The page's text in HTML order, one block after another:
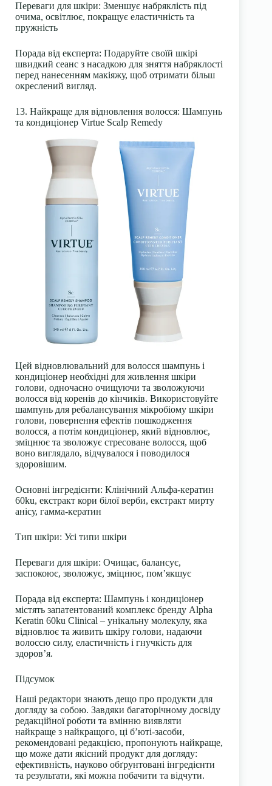
Переваги для шкіри: Зменшує набряклість під
очима, освітлює, покращує еластичність та
пружність
Порада від експерта: Подаруйте своїй шкірі
швидкий сеанс з насадкою для зняття набряклості
перед нанесенням макіяжу, щоб отримати більш
окреслений вигляд.
13. Найкраще для відновлення волосся: Шампунь
та кондиціонер Virtue Scalp Remedy
Цей відновлювальний для волосся шампунь і
кондиціонер необхідні для живлення шкіри
голови, одночасно очищуючи та зволожуючи
волосся від коренів до кінчиків. Використовуйте
шампунь для ребалансування мікробіому шкіри
голови, повернення ефектів пошкодження
волосся, а потім кондиціонер, який відновлює,
зміцнює та зволожує стресоване волосся, щоб
воно виглядало, відчувалося і поводилося
здоровішим.
Основні інгредієнти: Клінічний Альфа-кератин
60ku, екстракт кори білої верби, екстракт мирту
анісу, гамма-кератин
Тип шкіри: Усі типи шкіри
Переваги для шкіри: Очищає, балансує,
заспокоює, зволожує, зміцнює, пом’якшує
Порада від експерта: Шампунь і кондиціонер
містять запатентований комплекс бренду Alpha
Keratin 60ku Clinical – унікальну молекулу, яка
відновлює та живить шкіру голови, надаючи
волоссю силу, еластичність і гнучкість для
здоров’я.
Підсумок
Наші редактори знають дещо про продукти для
догляду за собою. Завдяки багаторічному досвіду
редакційної роботи та вмінню виявляти
найкраще з найкращого, ці б’юті-засоби,
рекомендовані редакцією, пропонують найкраще,
що може дати якісний продукт для догляду:
ефективність, науково обґрунтовані інгредієнти
та результати, які можна побачити та відчути.